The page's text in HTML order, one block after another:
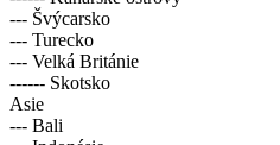
--- Švýcarsko
--- Turecko
--- Velká Británie
------ Skotsko
Asie
--- Bali